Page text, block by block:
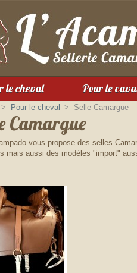
le cheval Pour le
> Pour le cheval > Selle Camargue
Camargue
vous propose des selles
mais aussi des modèles "import"